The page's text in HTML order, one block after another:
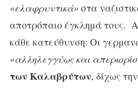
«ελαφρυντικά»στα
αποτρόπαιο έγκλημά τους.
κάθε κατεύθυνση: Οι
«αλληλεγγύως και
των Καλαβρύτων, δίχως